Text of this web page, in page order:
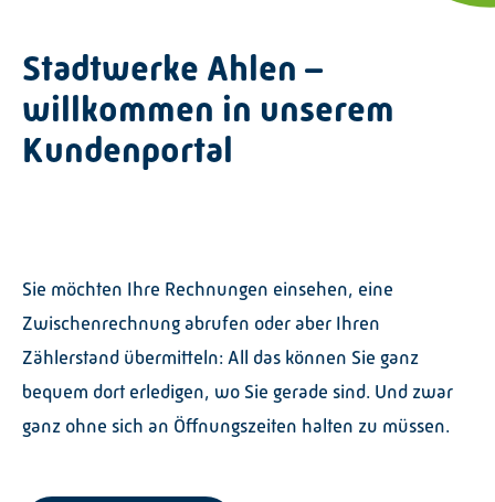
Stadtwerke Ahlen –
willkommen in unserem
Kundenportal
Sie möchten Ihre Rechnungen einsehen, eine
Zwischenrechnung abrufen oder aber Ihren
Zählerstand übermitteln: All das können Sie ganz
bequem dort erledigen, wo Sie gerade sind. Und zwar
ganz ohne sich an Öffnungszeiten halten zu müssen.
Links unterstreichen
Animationen